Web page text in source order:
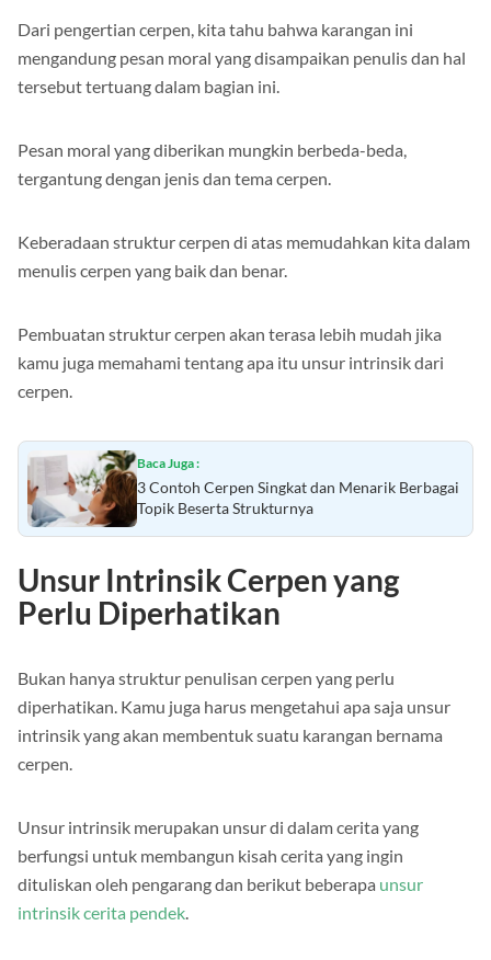
Dari pengertian cerpen, kita tahu bahwa karangan ini
mengandung pesan moral yang disampaikan penulis dan hal
tersebut tertuang dalam bagian ini.
Pesan moral yang diberikan mungkin berbeda-beda,
tergantung dengan jenis dan tema cerpen.
Keberadaan struktur cerpen di atas memudahkan kita dalam
menulis cerpen yang baik dan benar.
Pembuatan struktur cerpen akan terasa lebih mudah jika
kamu juga memahami tentang apa itu unsur intrinsik dari
cerpen.
Baca Juga :
3 Contoh Cerpen Singkat dan Menarik Berbagai
Topik Beserta Strukturnya
Unsur Intrinsik Cerpen yang
Perlu Diperhatikan
Bukan hanya struktur penulisan cerpen yang perlu
diperhatikan. Kamu juga harus mengetahui apa saja unsur
intrinsik yang akan membentuk suatu karangan bernama
cerpen.
Unsur intrinsik merupakan unsur di dalam cerita yang
berfungsi untuk membangun kisah cerita yang ingin
dituliskan oleh pengarang dan berikut beberapa unsur
intrinsik cerita pendek